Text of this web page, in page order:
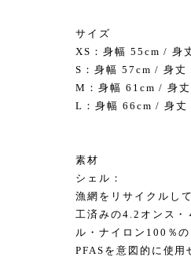
サイズ
XS：身幅 55cm / 身
S：身幅 57cm / 身
M：身幅 61cm / 身
L：身幅 66cm / 身
素材
シェル：
漁網をリサイクルし
工済みの4.2オンス・
ル・ナイロン100％
PFASを意図的に使